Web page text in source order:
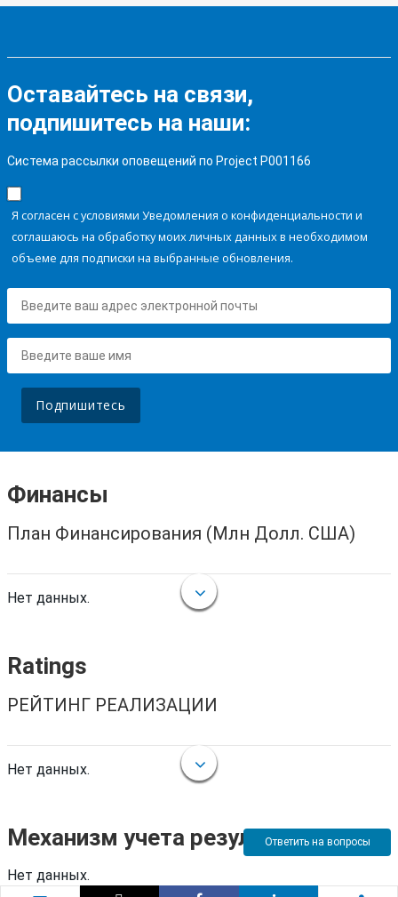
Оставайтесь на связи,
подпишитесь на наши:
Система рассылки оповещений по Project P001166
Я согласен с условиями Уведомления о конфиденциальности и
соглашаюсь на обработку моих личных данных в необходимом
объеме для подписки на выбранные обновления.
Подпишитесь
Финансы
План Финансирования (Млн Долл. США)
Нет данных.
Ratings
РЕЙТИНГ РЕАЛИЗАЦИИ
Нет данных.
Механизм учета результатов
Нет данных.
Ответить на вопросы